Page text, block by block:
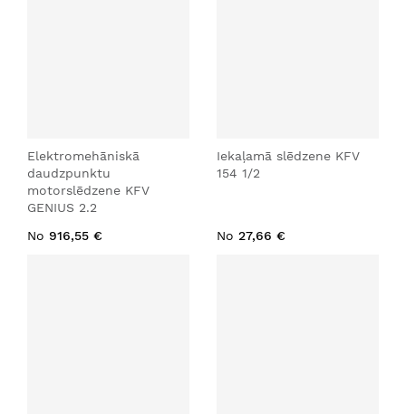
Elektromehāniskā
daudzpunktu
motorslēdzene KFV
GENIUS 2.2
No 916,55 €
Iekaļamā slēdzene KFV
154 1/2
No 27,66 €